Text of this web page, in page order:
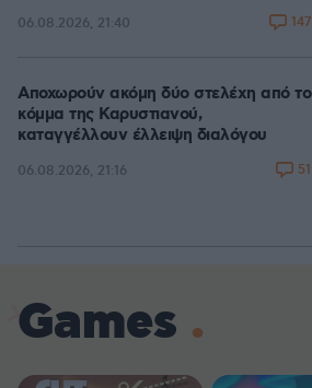
06.08.2026, 21:40 147
Αποχωρούν ακόμη δύο στελέχη από το
κόμμα της Καρυστιανού,
καταγγέλλουν έλλειψη διαλόγου
06.08.2026, 21:16 51
Games